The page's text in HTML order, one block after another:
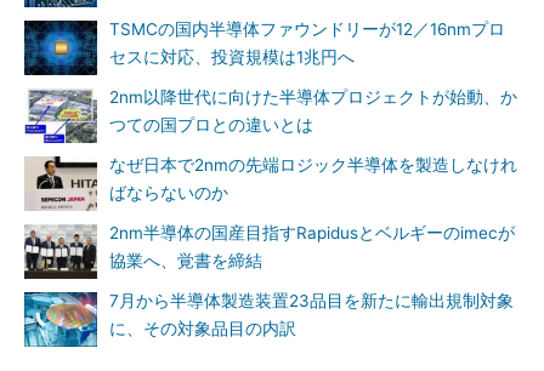
TSMCの国内半導体ファウンドリーが12／16nmプロ
セスに対応、投資規模は1兆円へ
2nm以降世代に向けた半導体プロジェクトが始動、か
つての国プロとの違いとは
なぜ日本で2nmの先端ロジック半導体を製造しなけれ
ばならないのか
2nm半導体の国産目指すRapidusとベルギーのimecが
協業へ、覚書を締結
7月から半導体製造装置23品目を新たに輸出規制対象
に、その対象品目の内訳